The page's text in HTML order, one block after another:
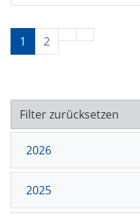
1 2
Filter zurücksetzen
2026
2025